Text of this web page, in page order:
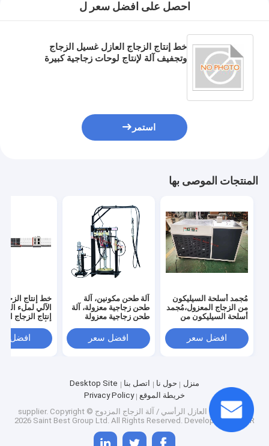
احصل على افضل سعر ل
خط إنتاج الزجاج العازل غسيل الزجاج
وتجفيف آلة لإنتاج لوحات زجاجية كبيرة
استمر
المنتجات الموصى بها
مُجمد أسلحة السيليكون
من الزجاج المعزول،مُجمد
أسلحة السيليكون من
أسلحة السيليكون،مُجمد
أسلحة السيليكون،مُجمد
افضل سعر
آلة طحن مكونين، آلة
طحن زجاجية معزولة، آلة
طحن زجاجية معزولة
افضل سعر
خط إنتاج الزجاج
الآلي لملء
إنتاج الزجاج
افضل
منزل حول نا اتصل بنا
Desktop Site
خريطة الموقع
Privacy Policy
الصين الزجاج العازل الرأسي / آلة الزجاج المزدوج supplier. Copyright ©
2026 Saint Best Group Ltd. All Rights Reserved. Developed byECER